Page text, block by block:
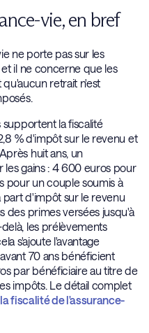
vie, en bref
ne porte pas sur les
il ne concerne que les
qu'aucun retrait n'est
supportent la fiscalité
% d'impôt sur le revenu et
huit ans, un
les gains : 4 600 euros pour
pour un couple soumis à
part d'impôt sur le revenu
des primes versées jusqu'à
les prélèvements
s'ajoute l'avantage
70 ans bénéficient
par bénéficiaire au titre de
impôts. Le détail complet
la fiscalité de l'assurance-